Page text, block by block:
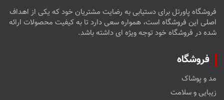
فروشگاه پاورتل برای دستیابی به رضایت مشتریان خود که یکی از اهداف
اصلی این فروشگاه است، همواره سعی دارد تا به کیفیت محصولات ارائه
شده در فروشگاه خود توجه ویژه ای داشته باشد.
فروشگاه
مد و پوشاک
زیبایی و سلامت